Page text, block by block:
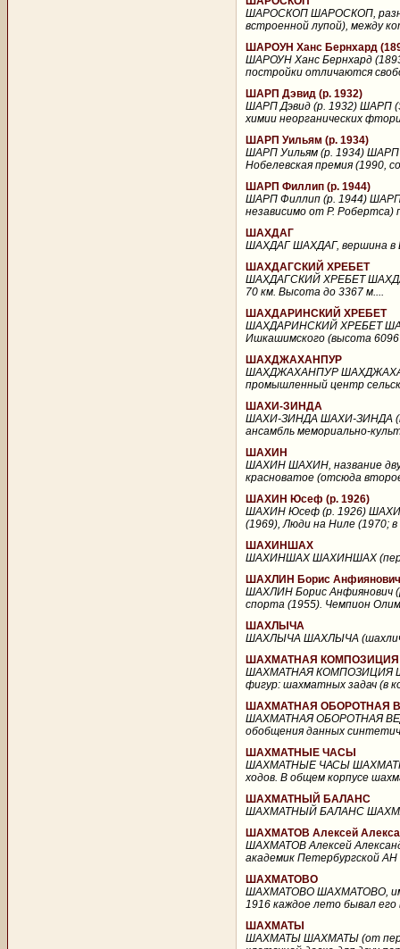
ШАРОСКОП ШАРОСКОП,
встроенной лупой), между
ШАРОУН Ханс Бернхард
ШАРОУН Ханс Бернхард
постройки отличаются
ШАРП Дэвид (р. 1932)
ШАРП Дэвид (р. 1932) ШАРП
химии неорганических
ШАРП Уильям (р. 1934)
ШАРП Уильям (р. 1934) ШАРП
Нобелевская премия (1990,
ШАРП Филлип (р. 1944)
ШАРП Филлип (р. 1944) ШАРП
независимо от Р. Робертса)
ШАХДАГ
ШАХДАГ ШАХДАГ, вершина в
ШАХДАГСКИЙ ХРЕБЕТ
ШАХДАГСКИЙ ХРЕБЕТ
70 км. Высота до 3367 м....
ШАХДАРИНСКИЙ ХРЕБЕТ
ШАХДАРИНСКИЙ ХРЕБЕТ
Ишкашимского (высота 6096
ШАХДЖАХАНПУР
ШАХДЖАХАНПУР
промышленный центр
ШАХИ-ЗИНДА
ШАХИ-ЗИНДА ШАХИ-ЗИНДА
ансамбль мемориально-
ШАХИН
ШАХИН ШАХИН, название
красноватое (отсюда
ШАХИН Юсеф (р. 1926)
ШАХИН Юсеф (р. 1926) ШАХИН
(1969), Люди на Ниле (1970;
ШАХИНШАХ
ШАХИНШАХ ШАХИНШАХ (перс.,
ШАХЛИН Борис Анфиянович
ШАХЛИН Борис Анфиянович
спорта (1955). Чемпион
ШАХЛЫЧА
ШАХЛЫЧА ШАХЛЫЧА
ШАХМАТНАЯ КОМПОЗИЦИЯ
ШАХМАТНАЯ КОМПОЗИЦИЯ
фигур: шахматных задач (в
ШАХМАТНАЯ ОБОРОТНАЯ
ШАХМАТНАЯ ОБОРОТНАЯ
обобщения данных
ШАХМАТНЫЕ ЧАСЫ
ШАХМАТНЫЕ ЧАСЫ
ходов. В общем корпусе
ШАХМАТНЫЙ БАЛАНС
ШАХМАТНЫЙ БАЛАНС
ШАХМАТОВ Алексей
ШАХМАТОВ Алексей
академик Петербургской АН
ШАХМАТОВО
ШАХМАТОВО ШАХМАТОВО,
1916 каждое лето бывал
ШАХМАТЫ
ШАХМАТЫ ШАХМАТЫ (от перс.